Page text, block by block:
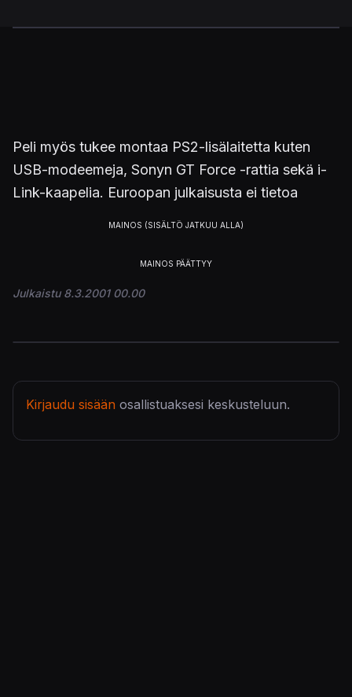
Peli myös tukee montaa PS2-lisälaitetta kuten
USB-modeemeja, Sonyn GT Force -rattia sekä i-
Link-kaapelia. Euroopan julkaisusta ei tietoa
Julkaistu 8.3.2001 00.00
Kirjaudu sisään osallistuaksesi keskusteluun.